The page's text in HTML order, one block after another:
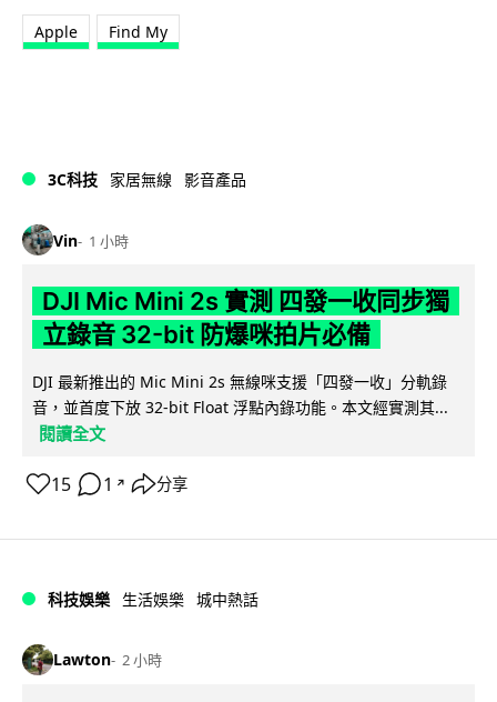
Apple Find My
3C科技 家居無線 影音產品
Vin 1 小時
DJI Mic Mini 2s 實測 四發一收同步獨
立錄音 32-bit 防爆咪拍片必備
DJI 最新推出的 Mic Mini 2s 無線咪支援「四發一收」分軌錄
音，並首度下放 32-bit Float 浮點內錄功能。本文經實測其...
閱讀全文
15 1 ↗ 分享
科技娛樂 生活娛樂 城中熱話
Lawton 2 小時